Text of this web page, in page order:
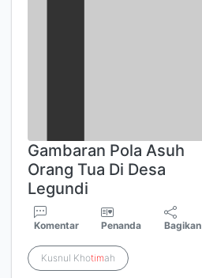
Gambaran Pola Asuh
Orang Tua Di Desa
Legundi
Komentar Penanda Bagikan
Kusnul Khotimah